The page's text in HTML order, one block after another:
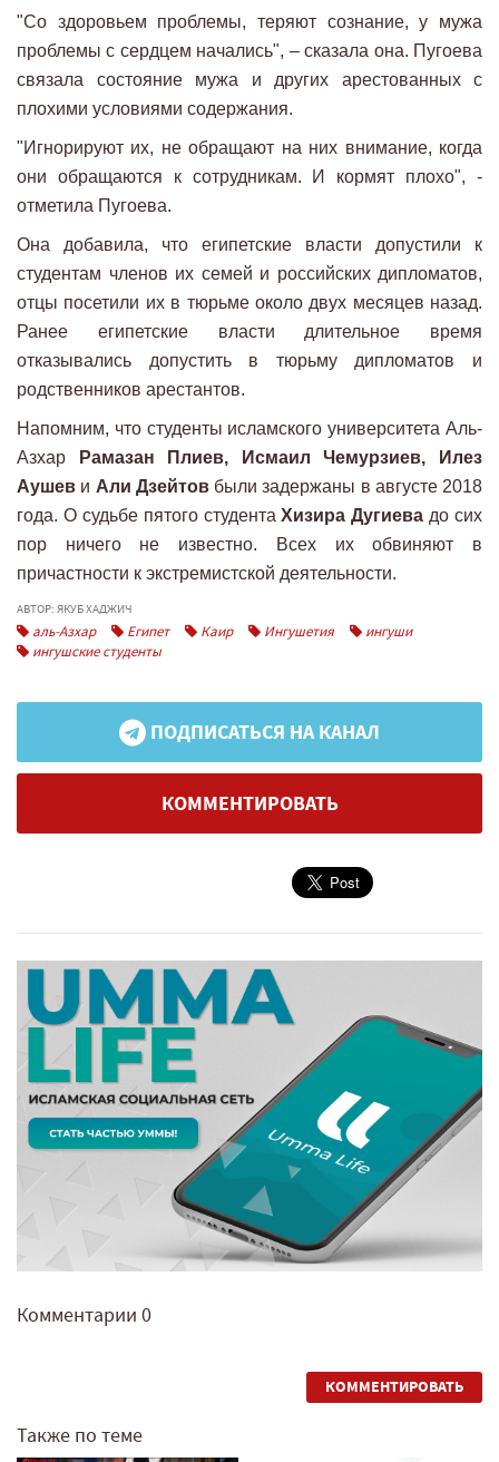
"Со здоровьем проблемы, теряют сознание, у мужа
проблемы с сердцем начались", – сказала она. Пугоева
связала состояние мужа и других арестованных с
плохими условиями содержания.
"Игнорируют их, не обращают на них внимание, когда
они обращаются к сотрудникам. И кормят плохо", -
отметила Пугоева.
Она добавила, что египетские власти допустили к
студентам членов их семей и российских дипломатов,
отцы посетили их в тюрьме около двух месяцев назад.
Ранее египетские власти длительное время
отказывались допустить в тюрьму дипломатов и
родственников арестантов.
Напомним, что студенты исламского университета Аль-
Азхар
Рамазан Плиев, Исмаил Чемурзиев, Илез
Аушев и Али Дзейтовбыли задержаны в августе 2018
года. О судьбе пятого студентаХизира Дугиева до сих
пор ничего не известно. Всех их обвиняют в
причастности к экстремистской деятельности.
АВТОР: ЯКУБ ХАДЖИЧ
аль-Азхар Египет Каир Ингушетия
ингуши
ингушские студенты
ПОДПИСАТЬСЯ НА КАНАЛ
КОММЕНТИРОВАТЬ
Комментарии 0
КОММЕНТИРОВАТЬ
Также по теме